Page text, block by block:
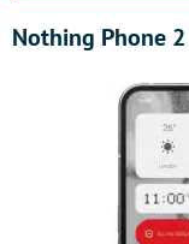
Nothing Phone